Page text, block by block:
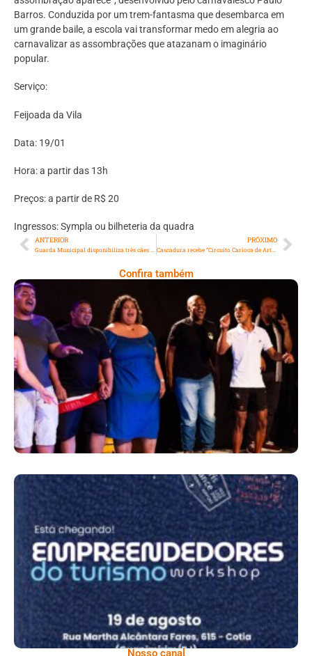
Barros. Conduzida por um trem-fantasma que desembarca em
um grande baile, a escola vai transformar medo em alegria ao
carnavalizar as assombrações que atazanam o imaginário
popular.
Serviço:
Feijoada da Vila
Data: 19/01
Hora: a partir das 13h
Preços: a partir de R$ 20
Ingressos: Sympla ou bilheteria da quadra
ANTERIOR
Guarda Municipal disponibiliza três cães aposentados para adoção
PRÓXIMO
Cascadura recebe “Circuito Carioca de Arte de Rua” com programação diversa e gratuita
Confira também
Grupo Código Abre 100 Vagas Gratuitas
Para Oficinas De Teatro, Canto E Balé Em
Japeri
Workshop Empreendedores Do Turismo
Promove Capacitação E Networking Em
Guapimirim
Nosso canal